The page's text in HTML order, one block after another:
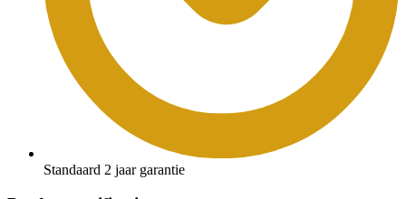
Standaard 2 jaar garantie